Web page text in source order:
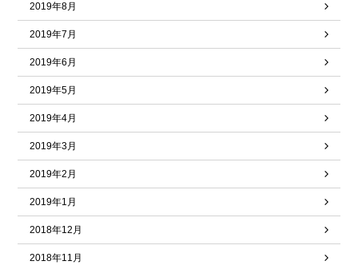
2019年8月
2019年7月
2019年6月
2019年5月
2019年4月
2019年3月
2019年2月
2019年1月
2018年12月
2018年11月